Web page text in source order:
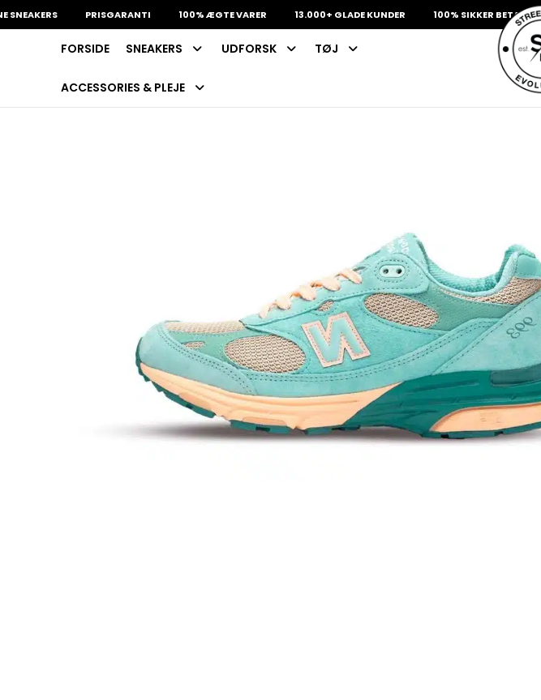
PRISGARANTI 100% ÆGTE VARER 13.000+ GLADE KUNDER 100% SIKKER BETALING
FORSIDE SNEAKERS UDFORSK TØJ
ACCESSORIES & PLEJE
INDKØBSKURV
Din kurv er tom.